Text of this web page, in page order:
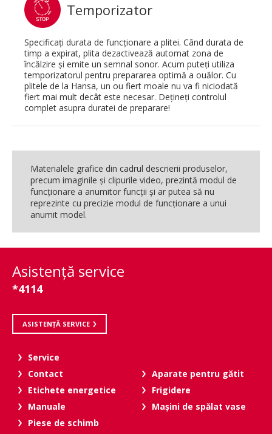
Temporizator
Specificaţi durata de funcţionare a plitei. Când durata de
timp a expirat, plita dezactivează automat zona de
încălzire şi emite un semnal sonor. Acum puteţi utiliza
temporizatorul pentru prepararea optimă a ouălor. Cu
plitele de la Hansa, un ou fiert moale nu va fi niciodată
fiert mai mult decât este necesar. Deţineţi controlul
complet asupra duratei de preparare!
Materialele grafice din cadrul descrierii produselor,
precum imaginile şi clipurile video, prezintă modul de
funcţionare a anumitor funcţii şi ar putea să nu
reprezinte cu precizie modul de funcţionare a unui
anumit model.
Asistenţă service
*4114
ASISTENȚĂ SERVICE
Service
Contact
Etichete energetice
Manuale
Piese de schimb
Aparate pentru gătit
Frigidere
Maşini de spălat vase